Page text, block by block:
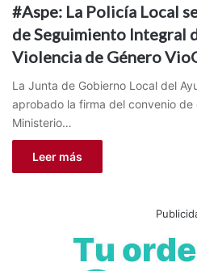
#Aspe: La Policía Local
de Seguimiento Integral
Violencia de Género
La Junta de Gobierno Local del
aprobado la firma del convenio de
Ministerio…
Leer más